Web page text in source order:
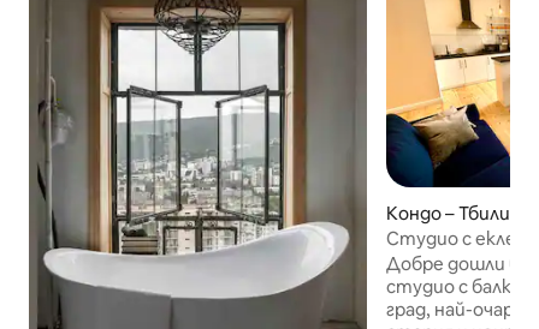
Кондо – Тбилиси
Студио с
балкон*
Добре дошли в
студио с
град, най-